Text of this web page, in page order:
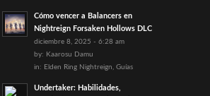
Cómo vencer a Balancers en
Nightreign Forsaken Hollows DLC
diciembre 8, 2025 - 6:28 am
by: Kaarosu Damu
in: Elden Ring Nightreign, Guías
Undertaker: Habilidades,